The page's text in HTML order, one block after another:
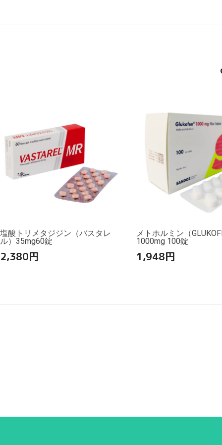
塩酸トリメタジジン（バスタレ
ル）35mg60錠
2,380円
メトホルミン（
1000mg 100錠
1,948円